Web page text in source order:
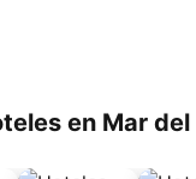
en Mar del